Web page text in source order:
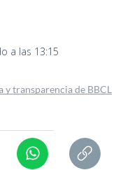
a las 13:15
y transparencia de BBCL